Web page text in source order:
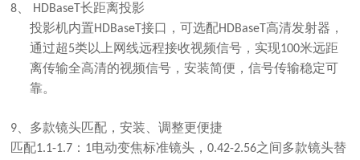
8、 HDBaseT长距离投影
投影机内置HDBaseT接口，可选配HDBaseT 高清发射器，
通过超5类以上网线远程接收视频信号，实现100米远距
离传输全高清的视频信号，安装简便，信号传输稳定可
靠。
9 、多款镜头匹配，安装、调整更便捷
匹配1.1-1.7 ： 1电动变焦标准镜头，0.42-2.56之间多款镜头替